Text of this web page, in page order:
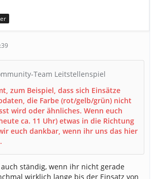
Team Leitstellenspiel
zum Beispiel, dass sich Einsätze
die Farbe (rot/gelb/grün) nicht
wird oder ähnliches. Wenn euch
ca. 11 Uhr) etwas in die Richtung
euch dankbar, wenn ihr uns das hier
ständig, wenn ihr nicht gerade
wirklich lange bis der Einsatz von